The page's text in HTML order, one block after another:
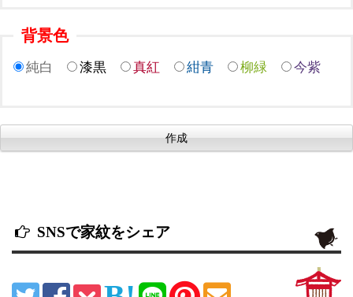
背景色
純白 漆黒 真紅 紺青 柳緑 今紫
SNSで家紋をシェア